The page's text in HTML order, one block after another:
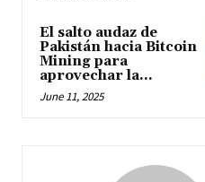
El salto audaz de
Pakistán hacia Bitcoin
Mining para
aprovechar la...
June 11, 2025